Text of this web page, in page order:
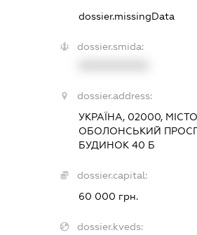
dossier.missingData
dossier.smida:
dossier.address:
УКРАЇНА, 02000,
ОБОЛОНСЬКИЙ
БУДИНОК 40 Б
dossier.capital:
60 000 грн.
dossier.kveds: